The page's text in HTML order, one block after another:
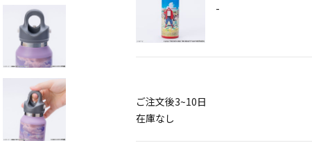
-
ご注文後3~10日
在庫なし